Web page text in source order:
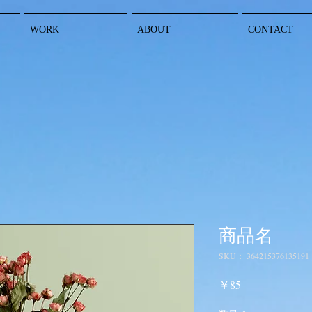
WORK ABOUT CONTACT
商品名
SKU： 364215376135191
￥85